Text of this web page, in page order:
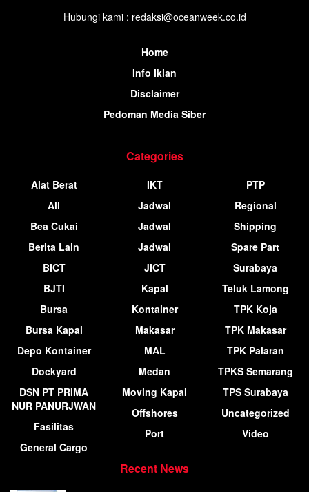
Hubungi kami : redaksi@oceanweek.co.id
Home
Info Iklan
Disclaimer
Pedoman Media Siber
Categories
Alat Berat
All
Bea Cukai
Berita Lain
BICT
BJTI
Bursa
Bursa Kapal
Depo Kontainer
Dockyard
DSN PT PRIMA
NUR PANURJWAN
Fasilitas
General Cargo
IKT
Jadwal
Jadwal
Jadwal
JICT
Kapal
Kontainer
Makasar
MAL
Medan
Moving Kapal
Offshores
Port
PTP
Regional
Shipping
Spare Part
Surabaya
Teluk Lamong
TPK Koja
TPK Makasar
TPK Palaran
TPKS Semarang
TPS Surabaya
Uncategorized
Video
Recent News